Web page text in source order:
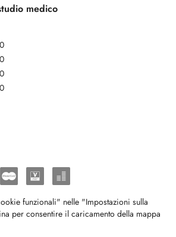
medico
funzionali" nelle "Impostazioni sulla
per consentire il caricamento della mappa